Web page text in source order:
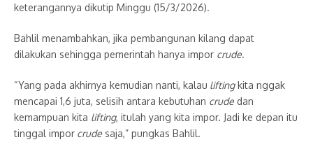
keterangannya dikutip Minggu (15/3/2026).
Bahlil menambahkan, jika pembangunan kilang dapat
dilakukan sehingga pemerintah hanya impor crude.
“Yang pada akhirnya kemudian nanti, kalau liftingkita nggak
mencapai 1,6 juta, selisih antara kebutuhan crude dan
kemampuan kita lifting, itulah yang kita impor. Jadi ke depan itu
tinggal impor crude saja,” pungkas Bahlil.